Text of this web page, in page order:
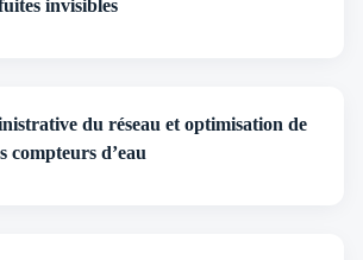
invisibles
du réseau et optimisation de
compteurs d’eau